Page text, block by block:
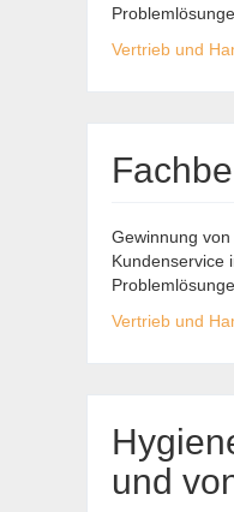
Vertrieb und
Gewinnung
Kundenservice
Vertrieb und
und